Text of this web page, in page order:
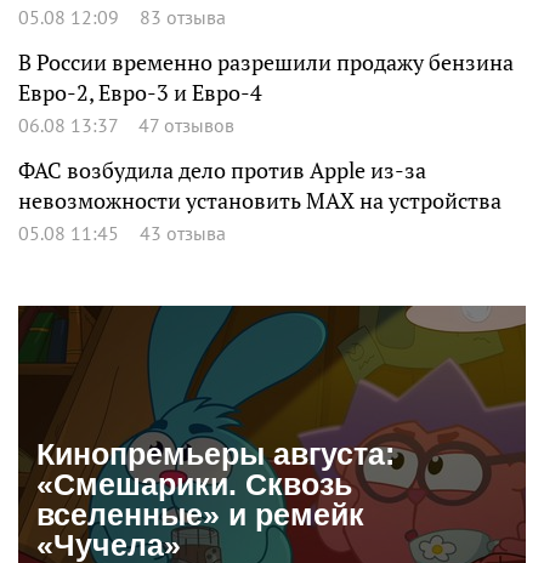
05.08 12:09 83 отзыва
В России временно разрешили продажу бензина
Евро-2, Евро-3 и Евро-4
06.08 13:37 47 отзывов
ФАС возбудила дело против Apple из-за
невозможности установить MAX на устройства
05.08 11:45 43 отзыва
Кинопремьеры августа:
«Смешарики. Сквозь
вселенные» и ремейк
«Чучела»